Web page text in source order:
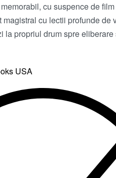
cu suspence de
cu lectii profunde de
la propriul drum spre eliberare
USA